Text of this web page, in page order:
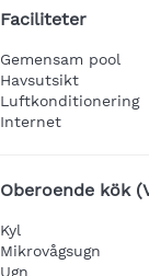
Faciliteter
Gemensam pool
Havsutsikt
Luftkonditionering
Internet
Oberoende kök
Kyl
Mikrovågsugn
Ugn